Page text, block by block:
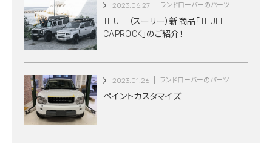
2023.06.27 ランドローバーのパーツ
THULE（スーリー）新商品「THULE
CAPROCK」のご紹介！
2023.01.26 ランドローバーのパーツ
ペイントカスタマイズ